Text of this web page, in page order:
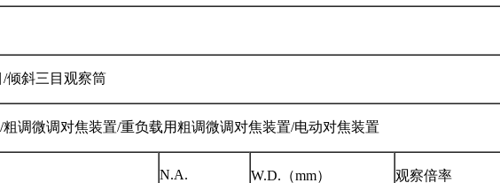
倾斜三目观察筒
粗调微调对焦装置/重负载用粗调微调对焦装置/电动对焦装置
N.A. W.D.（mm） 观察倍率